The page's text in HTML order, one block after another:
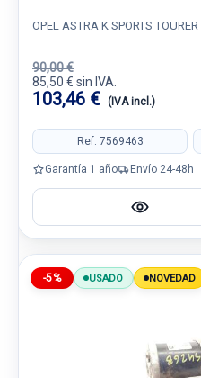
OPEL ASTRA K SPORTS
90,00 €
85,50 € sin IVA.
103,46 € (IVA incl.)
Ref: 7569463
Garantía 1 año Envío 24-48h
-5% USADO NOVEDAD